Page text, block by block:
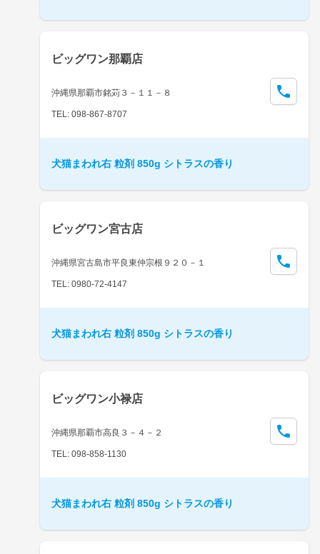
ビッグワン那覇店
沖縄県那覇市銘苅３－１１－８
TEL: 098-867-8707
犬猫まわれ右 粒剤 850g シトラスの香り
ビッグワン宮古店
沖縄県宮古島市平良東仲宗根９２０－１
TEL: 0980-72-4147
犬猫まわれ右 粒剤 850g シトラスの香り
ビッグワン小禄店
沖縄県那覇市高良３－４－２
TEL: 098-858-1130
犬猫まわれ右 粒剤 850g シトラスの香り